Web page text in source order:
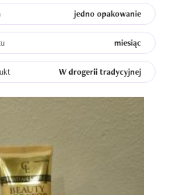
jedno opakowanie
miesiąc
W drogerii tradycyjnej